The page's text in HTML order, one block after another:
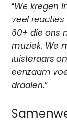
“We kregen
veel
60+ die ons
muziek. We
luisteraars
eenzaam
draaien.”